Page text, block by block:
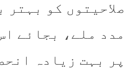
صلاحیتوں کو بہتر
مدد ملے، بجائے
پر بہت زیادہ